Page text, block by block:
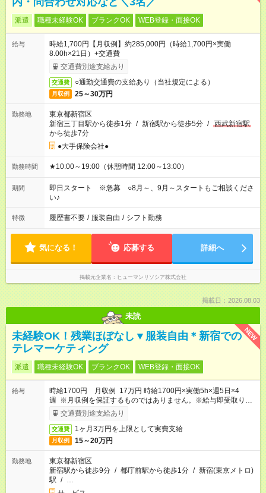
派遣 職種未経験OK ブランクOK WEB登録・面接OK
給与
時給1,700円【月収例】約285,000円（時給1,700円×実働
8.00h×21日）+交通費
交通費別途支給あり
交通費 ○通勤交通費の支給あり（当社規定による）
月収例 25～30万円
勤務地
東京都新宿区
新宿三丁目駅から徒歩1分 / 新宿駅から徒歩5分 / 西武新宿駅
から徒歩7分
●大手保険会社●
勤務時間 ★10:00～19:00（休憩時間 12:00～13:00）
期間
即日スタート ※急募 ○8月～、9月～スタートもご相談くださ
い♪
特徴 履歴書不要 / 服装自由 / シフト勤務
気になる！ 応募する 詳細へ
掲載元企業名 ヒューマンリソシア株式会社
掲載日：2026.08.03
未読
NEW
未経験OK！残業ほぼなし▼服装自由＊新宿での
テレマーケティング
派遣 職種未経験OK ブランクOK WEB登録・面接OK
給与
時給1700円 月収例 17万円 時給1700円×実働5h×週5日×4
週 ※月収例を保証するものではありません。※給与即受取りサ
ービス利用可（利用条件有）
交通費別途支給あり
交通費 1ヶ月3万円を上限として実費支給
月収例 15～20万円
勤務地
東京都新宿区
新宿駅から徒歩9分 / 都庁前駅から徒歩1分 / 新宿(東京メトロ)
駅 / …